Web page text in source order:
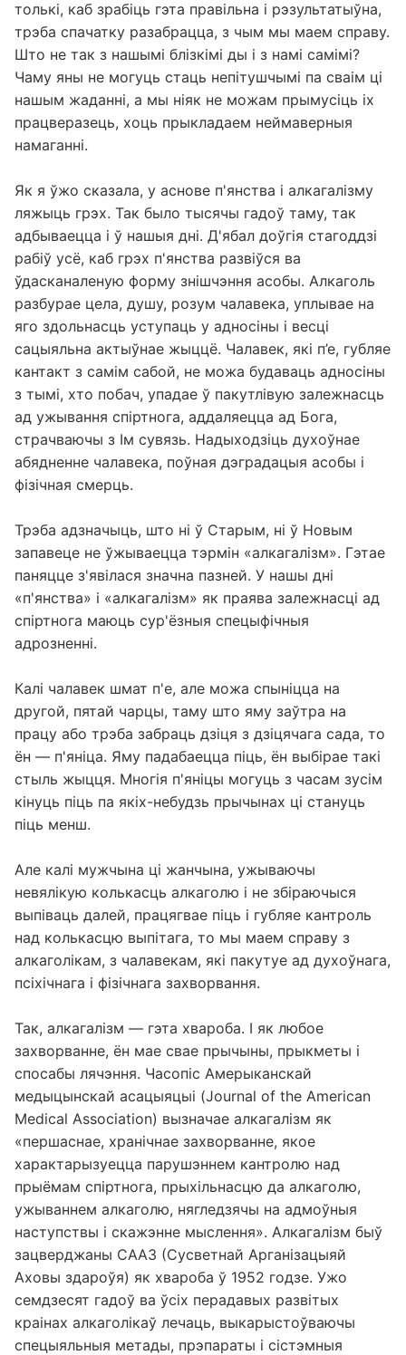
толькі, каб зрабіць гэта правільна і рэзультатыўна,
трэба спачатку разабрацца, з чым мы маем справу.
Што не так з нашымі блізкімі ды і з намі самімі?
Чаму яны не могуць стаць непітушчымі па сваім ці
нашым жаданні, а мы ніяк не можам прымусіць іх
працверазець, хоць прыкладаем неймаверныя
намаганні.
Як я ўжо сказала, у аснове п'янства і алкагалізму
ляжыць грэх. Так было тысячы гадоў таму, так
адбываецца і ў нашыя дні. Д'ябал доўгія стагоддзі
рабіў усё, каб грэх п'янства развіўся ва
ўдасканаленую форму знішчэння асобы. Алкаголь
разбурае цела, душу, розум чалавека, уплывае на
яго здольнасць уступаць у адносіны і весці
сацыяльна актыўнае жыццё. Чалавек, які п’е, губляе
кантакт з самім сабой, не можа будаваць адносіны
з тымі, хто побач, упадае ў пакутлівую залежнасць
ад ужывання спіртнога, аддаляецца ад Бога,
страчваючы з Ім сувязь. Надыходзіць духоўнае
абядненне чалавека, поўная дэградацыя асобы і
фізічная смерць.
Трэба адзначыць, што ні ў Старым, ні ў Новым
запавеце не ўжываецца тэрмін «алкагалізм». Гэтае
паняцце з'явілася значна пазней. У нашы дні
«п'янства» і «алкагалізм» як праява залежнасці ад
спіртнога маюць сур'ёзныя спецыфічныя
адрозненні.
Калі чалавек шмат п'е, але можа спыніцца на
другой, пятай чарцы, таму што яму заўтра на
працу або трэба забраць дзіця з дзіцячага сада, то
ён — п'яніца. Яму падабаецца піць, ён выбірае такі
стыль жыцця. Многія п'яніцы могуць з часам зусім
кінуць піць па якіх-небудзь прычынах ці стануць
піць менш.
Але калі мужчына ці жанчына, ужываючы
невялікую колькасць алкаголю і не збіраючыся
выпіваць далей, працягвае піць і губляе кантроль
над колькасцю выпітага, то мы маем справу з
алкаголікам, з чалавекам, які пакутуе ад духоўнага,
псіхічнага і фізічнага захворвання.
Так, алкагалізм — гэта хвароба. І як любое
захворванне, ён мае свае прычыны, прыкметы і
спосабы лячэння. Часопіс Амерыканскай
медыцынскай асацыяцыі (Journal of the American
Medical Association) вызначае алкагалізм як
«першаснае, хранічнае захворванне, якое
характарызуецца парушэннем кантролю над
прыёмам спіртнога, прыхільнасцю да алкаголю,
ужываннем алкаголю, нягледзячы на ​​адмоўныя
наступствы і скажэнне мыслення». Алкагалізм быў
зацверджаны СААЗ (Сусветнай Арганізацыяй
Аховы здароўя) як хвароба ў 1952 годзе. Ужо
семдзесят гадоў ва ўсіх перадавых развітых
краінах алкаголікаў лечаць, выкарыстоўваючы
спецыяльныя метады, прэпараты і сістэмныя